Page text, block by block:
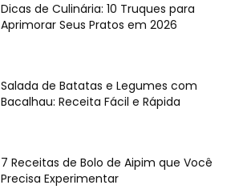
Dicas de Culinária: 10 Truques para
Aprimorar Seus Pratos em 2026
Salada de Batatas e Legumes com
Bacalhau: Receita Fácil e Rápida
7 Receitas de Bolo de Aipim que Você
Precisa Experimentar